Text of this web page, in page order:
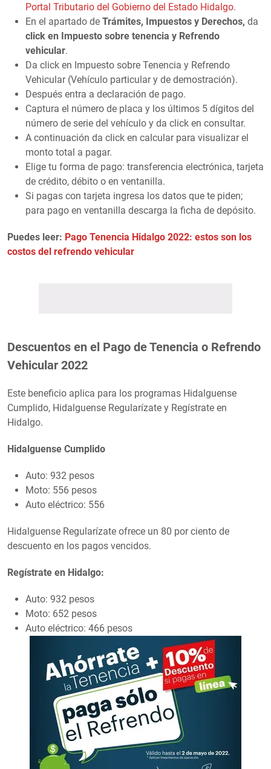
Portal Tributario del Gobierno del Estado Hidalgo.
En el apartado de Trámites, Impuestos y Derechos, da
click en Impuesto sobre tenencia y Refrendo
vehicular.
Da click en Impuesto sobre Tenencia y Refrendo
Vehicular (Vehículo particular y de demostración).
Después entra a declaración de pago.
Captura el número de placa y los últimos 5 dígitos del
número de serie del vehículo y da click en consultar.
A continuación da click en calcular para visualizar el
monto total a pagar.
Elige tu forma de pago: transferencia electrónica, tarjeta
de crédito, débito o en ventanilla.
Si pagas con tarjeta ingresa los datos que te piden;
para pago en ventanilla descarga la ficha de depósito.
Puedes leer: Pago Tenencia Hidalgo 2022: estos son los
costos del refrendo vehicular
Descuentos en el Pago de Tenencia o Refrendo
Vehicular 2022
Este beneficio aplica para los programas Hidalguense
Cumplido, Hidalguense Regularízate y Regístrate en
Hidalgo.
Hidalguense Cumplido
Auto: 932 pesos
Moto: 556 pesos
Auto eléctrico: 556
Hidalguense Regularízate ofrece un 80 por ciento de
descuento en los pagos vencidos.
Regístrate en Hidalgo:
Auto: 932 pesos
Moto: 652 pesos
Auto eléctrico: 466 pesos